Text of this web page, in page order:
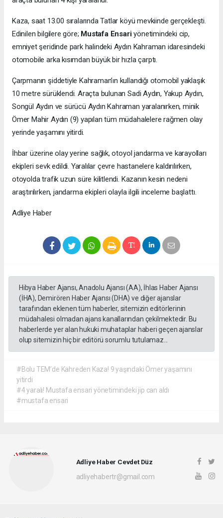
Kaza, saat 13.00 sıralarında Tatlar köyü mevkiinde gerçekleşti.
Edinilen bilgilere göre; Mustafa Ensariyönetimindeki cip,
emniyet şeridinde park halindeki Aydın Kahraman idaresindeki
otomobile arka kısımdan büyük bir hızla çarptı.
Çarpmanın şiddetiyle Kahraman’ın kullandığı otomobil yaklaşık
10 metre sürüklendi. Araçta bulunan Sadi Aydın, Yakup Aydın,
Songül Aydın ve sürücü Aydın Kahraman yaralanırken, minik
Ömer Mahir Aydın (9) yapılan tüm müdahalelere rağmen olay
yerinde yaşamını yitirdi.
İhbar üzerine olay yerine sağlık, otoyol jandarma ve karayolları
ekipleri sevk edildi. Yaralılar çevre hastanelere kaldırılırken,
otoyolda trafik uzun süre kilitlendi. Kazanın kesin nedeni
araştırılırken, jandarma ekipleri olayla ilgili inceleme başlattı.
Adliye Haber
Hibya Haber Ajansı, Anadolu Ajansı (AA), İhlas Haber Ajansı
(İHA), Demirören Haber Ajansı (DHA) ve diğer ajanslar
tarafından eklenen tüm haberler, sitemizin editörlerinin
müdahalesi olmadan ajans kanallarından çekilmektedir. Bu
haberlerde yer alan hukuki muhataplar haberi geçen ajanslar
olup sitemizin hiç bir editörü sorumlu tutulamaz...
#Bolu TEM’de Kahreden Kaza! 9 yaşındaki Ömer yaşamını
yitirdi
#4 yaralı! Mustafa ensari yönetimindeki jip can aldı
#mustafa ensari
Adliye Haber Cevdet Düz
adliyehabertr@gmail.com